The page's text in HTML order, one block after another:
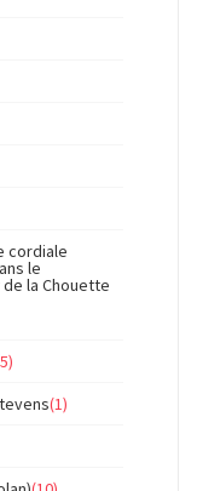
cordiale
le
la Chouette
(1)